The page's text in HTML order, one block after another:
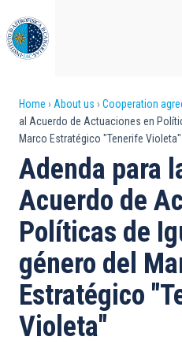
to
main
content
Breadcrumb
Home About us Cooperation
al Acuerdo de Actuaciones en
Marco Estratégico "Tenerife Violeta"
Adenda para
Acuerdo de
Políticas de
género del
Estratégico
Violeta"